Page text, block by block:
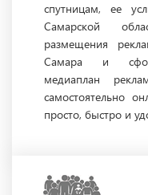
спутницам, ее
Самарской
размещения
Самара и
медиаплан
самостоятельно
просто, быстро и